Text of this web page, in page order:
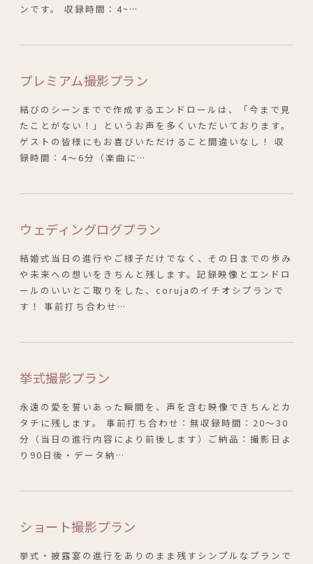
ンです。 収録時間：4~…
プレミアム撮影プラン
結びのシーンまでで作成するエンドロールは、「今まで見
たことがない！」というお声を多くいただいております。
ゲストの皆様にもお喜びいただけること間違いなし！ 収
録時間：4～6分（楽曲に…
ウェディングログプラン
結婚式当日の進行やご様子だけでなく、その日までの歩み
や未来への想いをきちんと残します。記録映像とエンドロ
ールのいいとこ取りをした、corujaのイチオシプランで
す！ 事前打ち合わせ…
挙式撮影プラン
永遠の愛を誓いあった瞬間を、声を含む映像できちんとカ
タチに残します。 事前打ち合わせ：無収録時間：20～30
分（当日の進行内容により前後します）ご納品：撮影日よ
り90日後・データ納…
ショート撮影プラン
挙式・披露宴の進行をありのまま残すシンプルなプランで